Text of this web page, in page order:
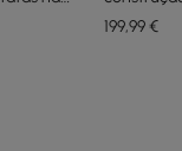
moldura
199,99€